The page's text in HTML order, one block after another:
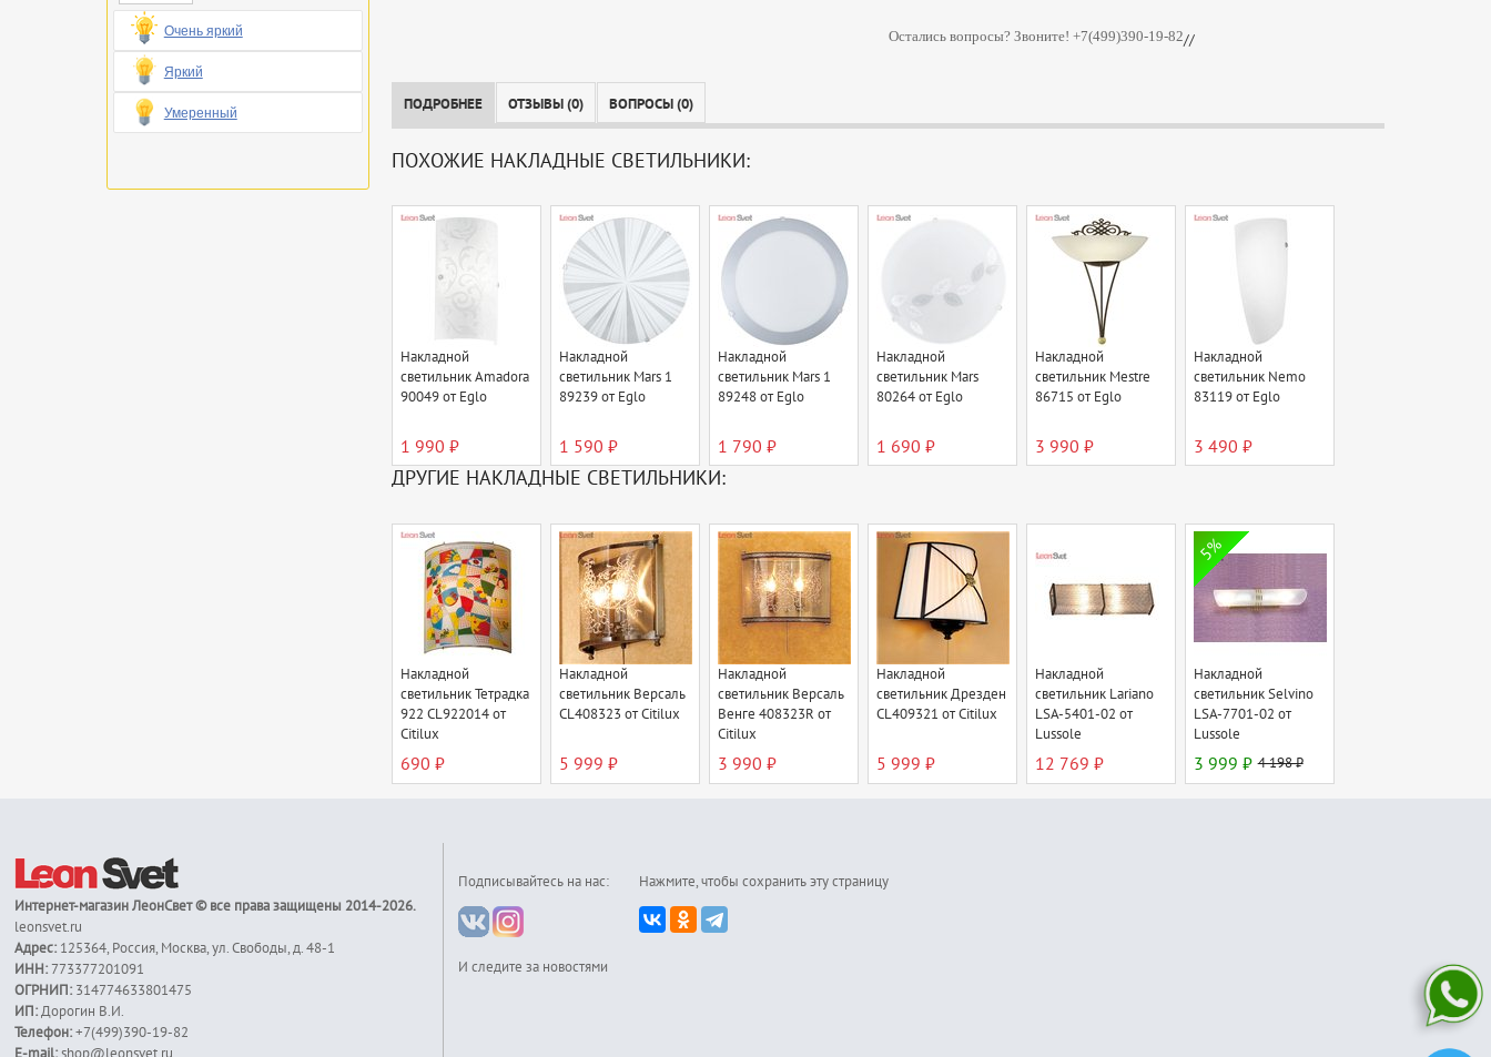
Очень яркий
Яркий
Умеренный
Остались вопросы? Звоните! +7(499)390-19-82//
ПОДРОБНЕЕ ОТЗЫВЫ (0) ВОПРОСЫ (0)
ПОХОЖИЕ НАКЛАДНЫЕ СВЕТИЛЬНИКИ:
Накладной
светильник Amadora
90049 от Eglo
1 990 ₽
Накладной
светильник Mars 1
89239 от Eglo
1 590 ₽
Накладной
светильник Mars 1
89248 от Eglo
1 790 ₽
Накладной
светильник Mars
80264 от Eglo
1 690 ₽
Накладной
светильник Mestre
86715 от Eglo
3 990 ₽
Накладной
светильник Nemo
83119 от Eglo
3 490 ₽
ДРУГИЕ НАКЛАДНЫЕ СВЕТИЛЬНИКИ:
Накладной
светильник Тетрадка
922 CL922014 от
Citilux
690 ₽
Накладной
светильник Версаль
CL408323 от Citilux
5 999 ₽
Накладной
светильник Версаль
Венге 408323R от
Citilux
3 990 ₽
Накладной
светильник Дрезден
CL409321 от Citilux
5 999 ₽
Накладной
светильник Lariano
LSA-5401-02 от
Lussole
12 769 ₽
5%
Накладной
светильник Selvino
LSA-7701-02 от
Lussole
3 999 ₽ 4 198 ₽
Интернет-магазинЛеонСвет© все права защищены 2014-2026.
leonsvet.ru
Адрес: 125364, Россия, Москва,ул. Свободы, д. 48-1
ИНН:773377201091
ОГРНИП: 314774633801475
ИП:Дорогин В.И.
Телефон: +7(499)390-19-82
Подписывайтесь на нас:
И следите за новостями
Нажмите, чтобы сохранить эту страницу